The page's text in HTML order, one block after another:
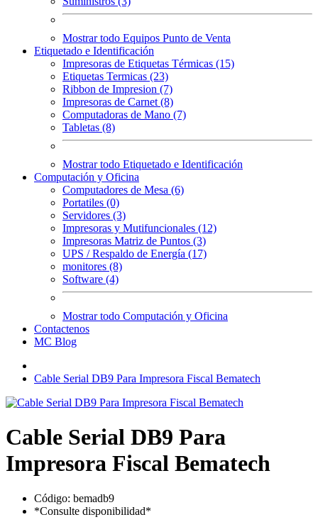
Mostrar todo Equipos Punto de Venta
Etiquetado e Identificación
Impresoras de Etiquetas Térmicas (15)
Etiquetas Termicas (23)
Ribbon de Impresion (7)
Impresoras de Carnet (8)
Computadoras de Mano (7)
Tabletas (8)
Mostrar todo Etiquetado e Identificación
Computación y Oficina
Computadores de Mesa (6)
Portatiles (0)
Servidores (3)
Impresoras y Mutifuncionales (12)
Impresoras Matriz de Puntos (3)
UPS / Respaldo de Energía (17)
monitores (8)
Software (4)
Mostrar todo Computación y Oficina
Contactenos
MC Blog
Cable Serial DB9 Para Impresora Fiscal Bematech
Cable Serial DB9 Para
Impresora Fiscal Bematech
Código: bemadb9
*Consulte disponibilidad*